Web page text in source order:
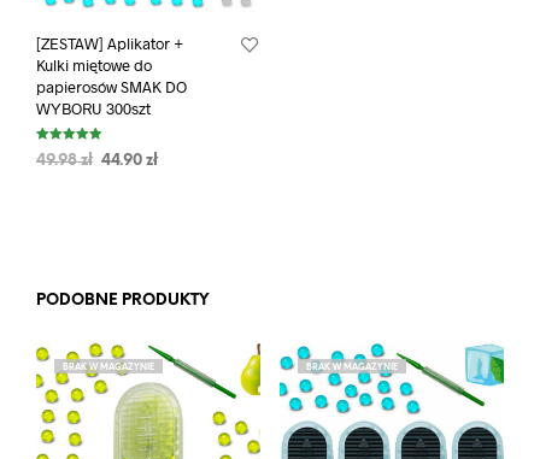
[ZESTAW] Aplikator +
Kulki miętowe do
papierosów SMAK DO
WYBORU 300szt
Oceniono
5.00
49.98zł 44.90 zł
PODOBNE PRODUKTY
BRAK W MAGAZYNIE BRAK W MAGAZYNIE